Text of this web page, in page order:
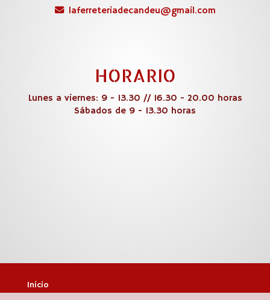
laferreteriadecandeu
gmail.com
HORARIO
Lunes a viernes: 9 - 13.30 // 16.30 - 20.00 horas
Sábados de 9 - 13.30 horas
Inicio